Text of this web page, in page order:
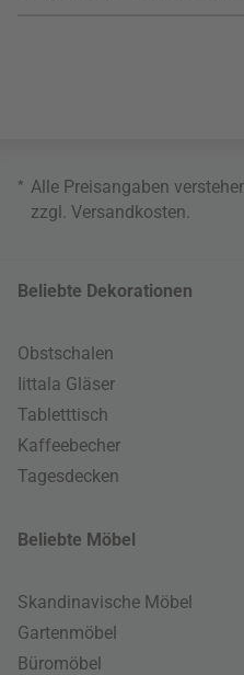
* Alle Preisangaben
zzgl. Versandkosten
Beliebte Dekorationen
Obstschalen
Iittala Gläser
Tabletttisch
Kaffeebecher
Tagesdecken
Beliebte Möbel
Skandinavische Möbel
Gartenmöbel
Büromöbel